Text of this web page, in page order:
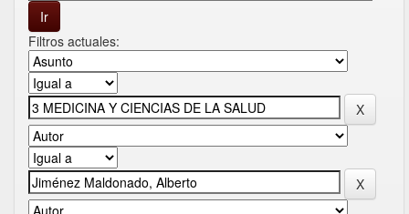
Filtros actuales: